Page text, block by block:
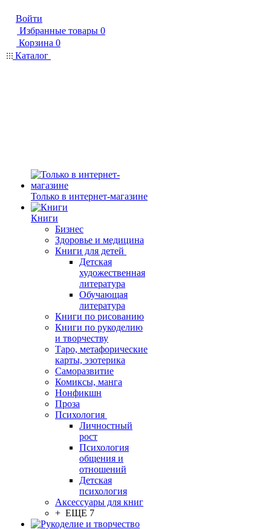
Войти
Избранные товары 0
Корзина 0
Каталог
Только в интернет-магазине
Книги
Бизнес
Здоровье и медицина
Книги для детей
Детская
художественная
литература
Обучающая
литература
Книги по рисованию
Книги по рукоделию
и творчеству
Таро, метафорические
карты, эзотерика
Саморазвитие
Комиксы, манга
Нонфикшн
Проза
Психология
Личностный
рост
Психология
общения и
отношений
Детская
психология
Аксессуары для книг
+ ЕЩЕ 7